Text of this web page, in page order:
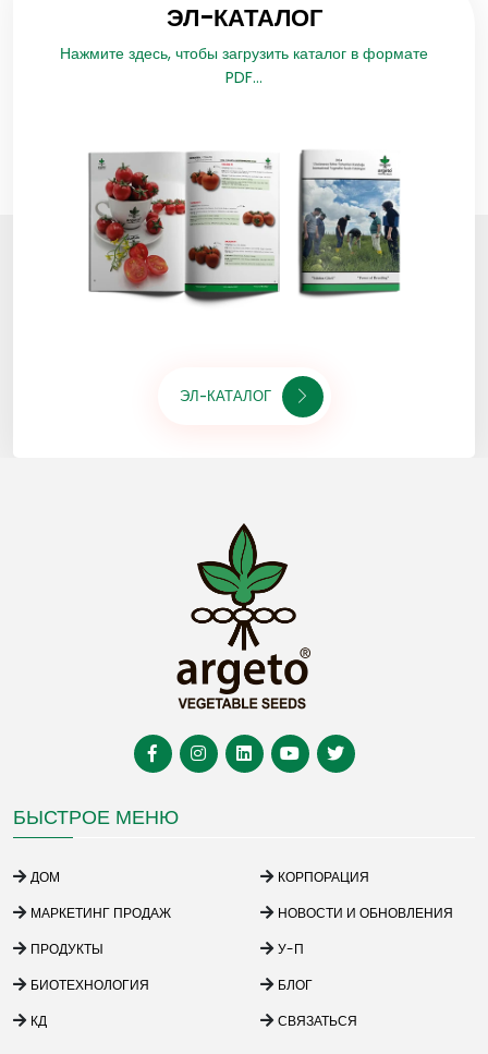
ЭЛ-КАТАЛОГ
Нажмите здесь, чтобы загрузить каталог в формате
PDF...
ЭЛ-КАТАЛОГ
БЫСТРОЕ МЕНЮ
ДОМ
КОРПОРАЦИЯ
МАРКЕТИНГ ПРОДАЖ
НОВОСТИ И ОБНОВЛЕНИЯ
ПРОДУКТЫ
У-П
БИОТЕХНОЛОГИЯ
БЛОГ
КД
СВЯЗАТЬСЯ